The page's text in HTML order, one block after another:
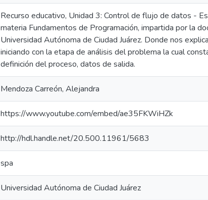
Recurso educativo, Unidad 3: Control de flujo de datos -
materia Fundamentos de Programación, impartida por la
Universidad Autónoma de Ciudad Juárez. Donde nos
iniciando con la etapa de análisis del problema la cual
definición del proceso, datos de salida.
Mendoza Carreón, Alejandra
https://www.youtube.com/embed/ae35FKWiHZk
http://hdl.handle.net/20.500.11961/5683
spa
Universidad Autónoma de Ciudad Juárez